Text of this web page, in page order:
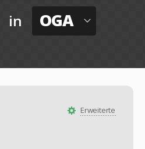
in OGA
Erweiterte